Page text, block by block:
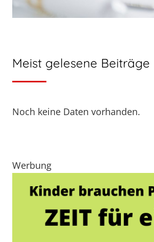
Meist gelesene Beiträge
Noch keine Daten vorhanden.
Werbung